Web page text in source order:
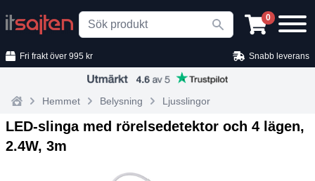
Search 0
Fri frakt över 995 kr Snabb leverans
Hemmet Belysning Ljusslingor
LED‑slinga med rörelsedetektor och 4 lägen,
2.4W, 3m